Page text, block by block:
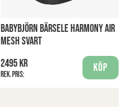
BABYBJÖRN BÄRSELE HARMONY AIR
MESH SVART
2495 kr
Rek. pris:
Köp